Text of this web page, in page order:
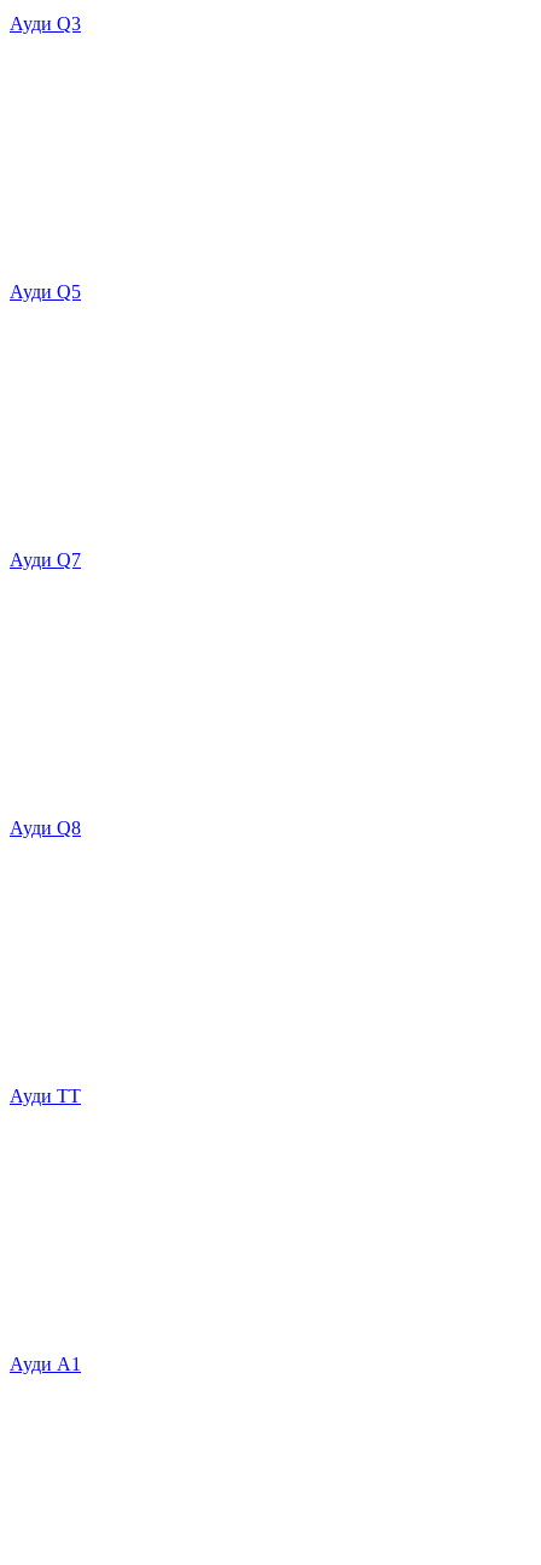
Ауди Q3
Ауди Q5
Ауди Q7
Ауди Q8
Ауди ТТ
Ауди А1